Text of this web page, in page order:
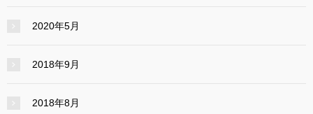
2020年5月
2018年9月
2018年8月